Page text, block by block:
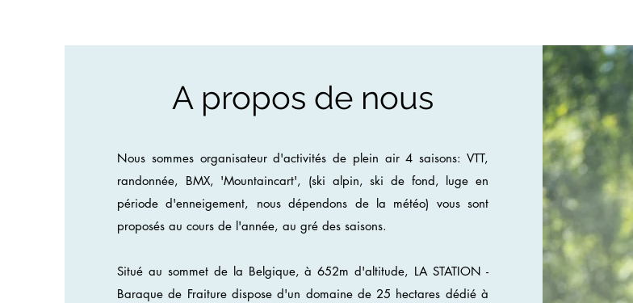
A propos de nous
Nous sommes organisateur d'activités de plein air 4 saisons: VTT,
randonnée, BMX, 'Mountaincart', (ski alpin, ski de fond, luge en
période d'enneigement, nous dépendons de la météo) vous sont
proposés au cours de l'année, au gré des saisons.
Situé au sommet de la Belgique, à 652m d'altitude, LA STATION -
Baraque de Fraiture dispose d'un domaine de 25 hectares dédié à